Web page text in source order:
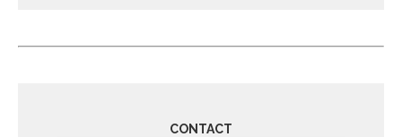
CONTACT